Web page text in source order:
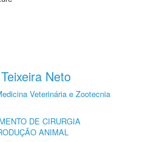
Neto
Veterinária e Zootecnia
DE CIRURGIA
ANIMAL